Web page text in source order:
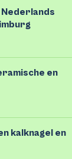
en
kalknagel en